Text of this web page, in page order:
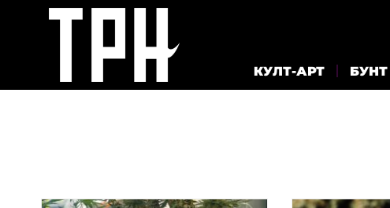
КУЛТ-АРТ БУНТ